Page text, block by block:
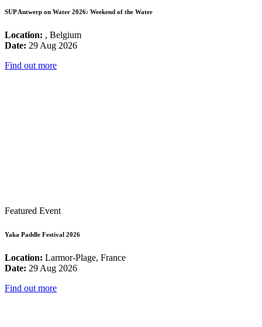
SUP Antwerp on Water 2026: Weekend of the Water
Location: , Belgium
Date: 29 Aug 2026
Find out more
Featured Event
Yaka Paddle Festival 2026
Location: Larmor-Plage, France
Date: 29 Aug 2026
Find out more